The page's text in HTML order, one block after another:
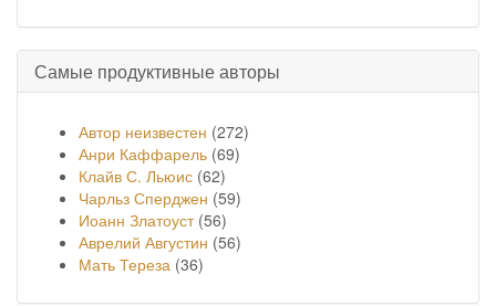
Самые продуктивные авторы
Автор неизвестен (272)
Анри Каффарель (69)
Клайв С. Льюис (62)
Чарльз Сперджен (59)
Иоанн Златоуст(56)
Аврелий Августин (56)
Мать Тереза (36)